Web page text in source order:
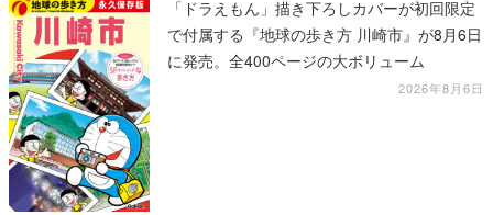
「ドラえもん」描き下ろしカバーが初回限定
で付属する『地球の歩き方 川崎市』が8月6日
に発売。全400ページの大ボリューム
2026年8月6日